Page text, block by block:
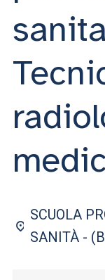
SEI UN DOCENTE O UN
ACCEDI A
SCUOLA
SANITÀ -